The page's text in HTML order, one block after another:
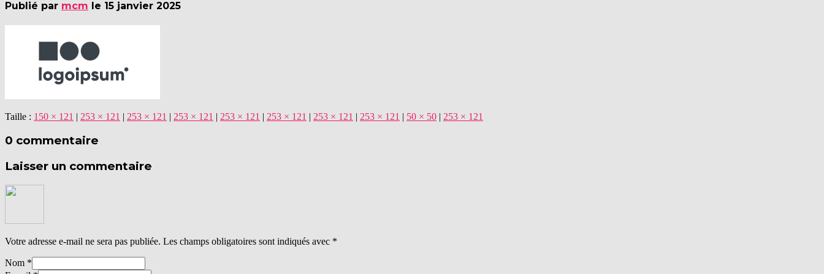
Publié par mcm le 15 janvier 2025
Taille : 150 × 121 | 253 × 121 | 253 × 121 | 253 × 121 | 253 × 121 | 253 × 121 | 253 × 121 | 253 × 121 | 50 × 50 | 253 × 121
0 commentaire
Laisser un commentaire
Votre adresse e-mail ne sera pas publiée. Les champs obligatoires sont indiqués avec *
Nom *